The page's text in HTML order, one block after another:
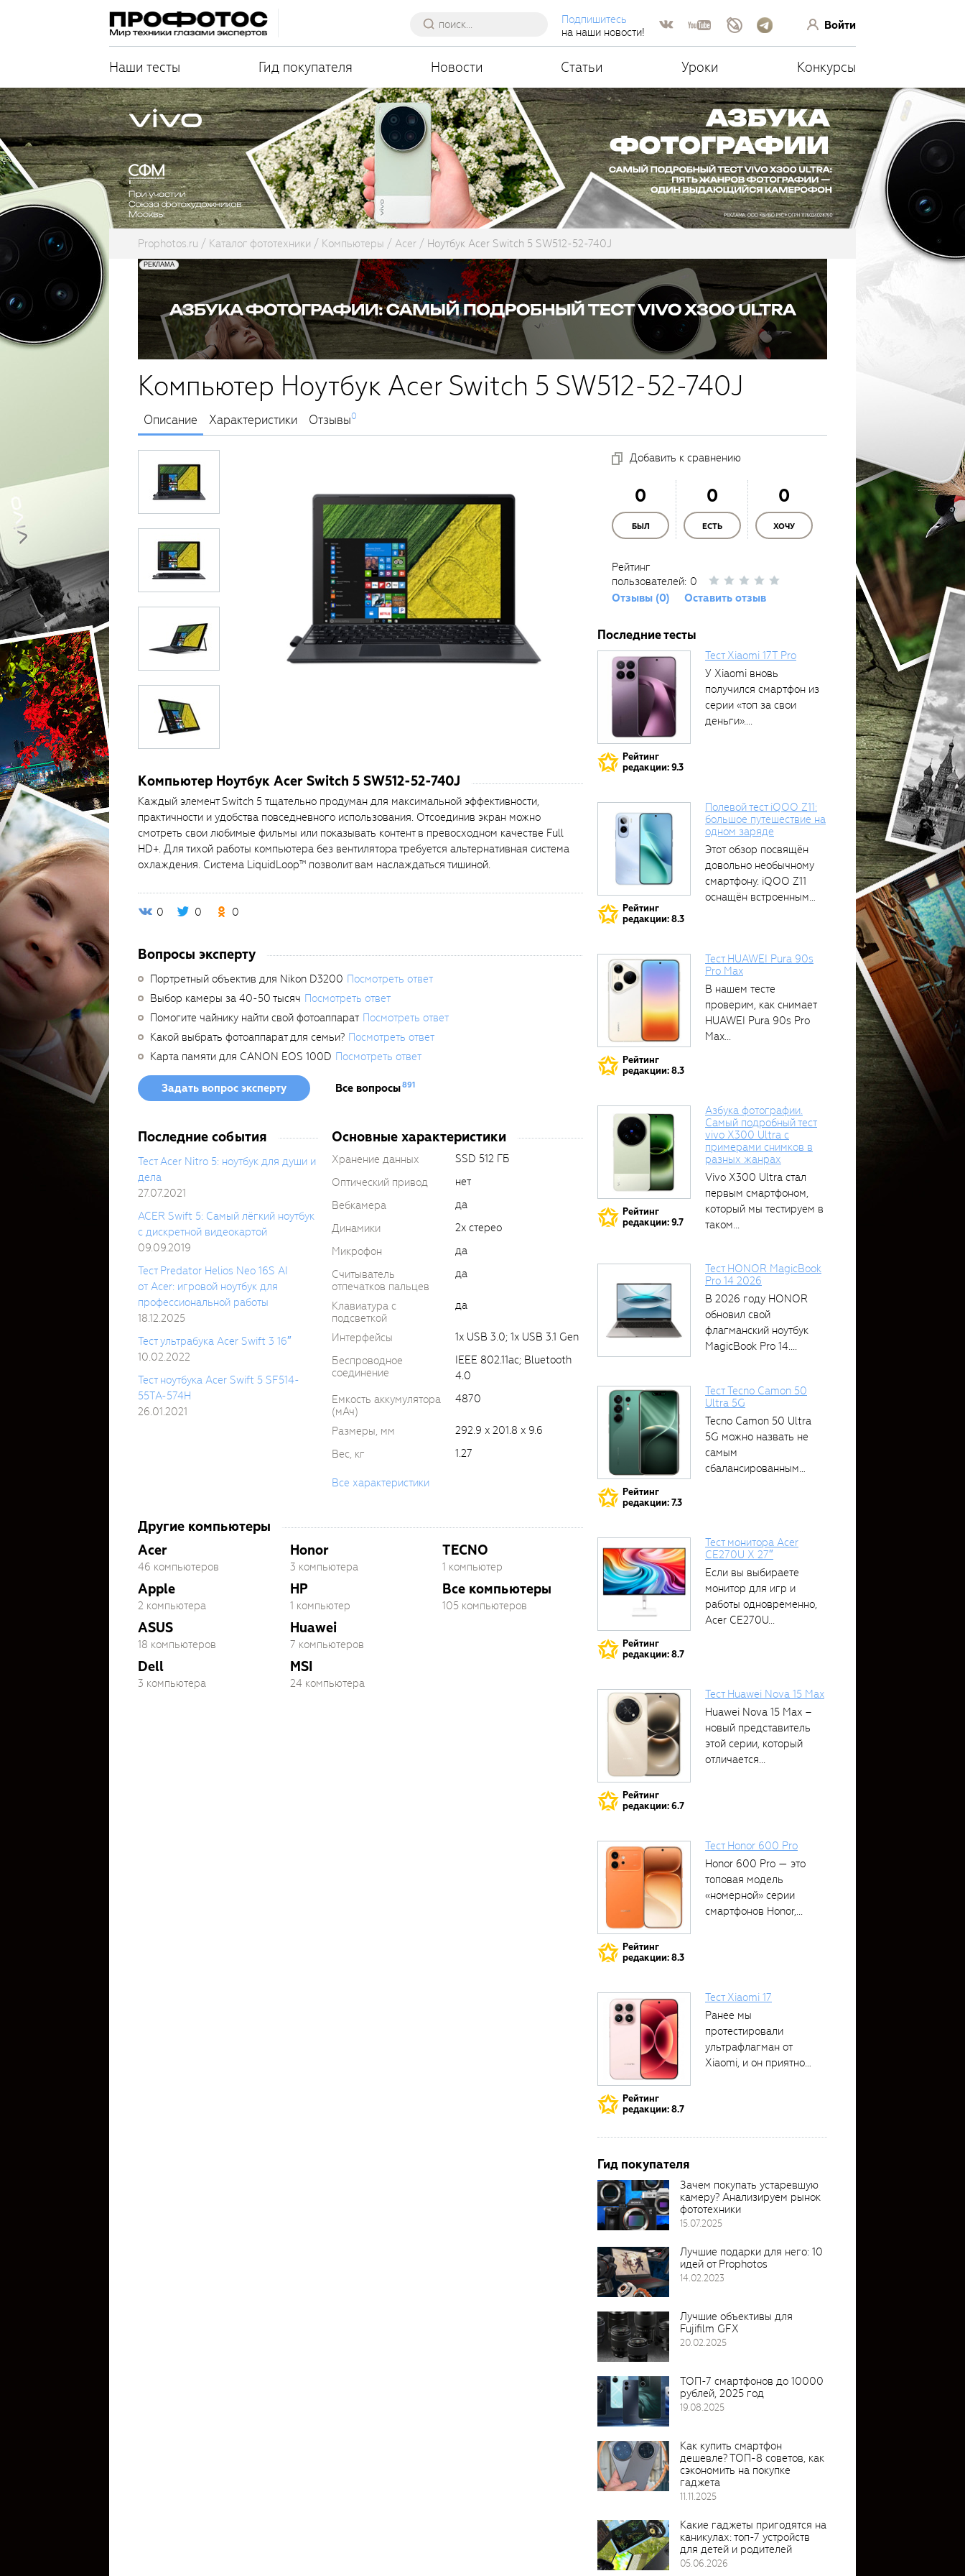
Подпишитесь
на наши новости!
Войти
Наши тесты Гид покупателя Новости Статьи Уроки Конкурсы
Prophotos.ru Каталог фототехники Компьютеры Acer Ноутбук Acer Switch 5 SW512-52-740J
Компьютер Ноутбук Acer Switch 5 SW512-52-740J
Описание Характеристики Отзывы0
Компьютер Ноутбук Acer Switch 5 SW512-52-740J
Каждый элемент Switch 5 тщательно продуман для максимальной эффективности,
практичности и удобства повседневного использования. Отсоединив экран можно
смотреть свои любимые фильмы или показывать контент в превосходном качестве Full
HD+. Для тихой работы компьютера без вентилятора требуется альтернативная система
охлаждения. Система LiquidLoop™ позволит вам наслаждаться тишиной.
0 0 0
Вопросы эксперту
Портретный объектив для Nikon D3200 Посмотреть ответ
Выбор камеры за 40-50 тысяч Посмотреть ответ
Помогите чайнику найти свой фотоаппарат Посмотреть ответ
Какой выбрать фотоаппарат для семьи? Посмотреть ответ
Карта памяти для CANON EOS 100D Посмотреть ответ
Задать вопрос эксперту Все вопросы891
Последние события
Тест Acer Nitro 5: ноутбук для души и
дела
27.07.2021
ACER Swift 5: Самый лёгкий ноутбук
с дискретной видеокартой
09.09.2019
Тест Predator Helios Neo 16S AI
от Acer: игровой ноутбук для
профессиональной работы
18.12.2025
Тест ультрабука Acer Swift 3 16″
10.02.2022
Тест ноутбука Acer Swift 5 SF514-
55TA-574H
26.01.2021
Основные характеристики
Хранение данных
SSD 512 ГБ
Оптический привод
нет
Вебкамера
да
Динамики
2x стерео
Микрофон
да
Считыватель
отпечатков пальцев
да
Клавиатура с
подсветкой
да
Интерфейсы
1x USB 3.0; 1x USB 3.1 Gen
Беспроводное
соединение
IEEE 802.11ac; Bluetooth
4.0
Емкость аккумулятора
(мАч)
4870
Размеры, мм
292.9 x 201.8 x 9.6
Вес, кг
1.27
Все характеристики
Другие компьютеры
Acer
46 компьютеров
Apple
2 компьютера
ASUS
18 компьютеров
Dell
3 компьютера
Honor
3 компьютера
HP
1 компьютер
Huawei
7 компьютеров
MSI
24 компьютера
TECNO
1 компьютер
Все компьютеры
105 компьютеров
Добавить к сравнению
0
БЫЛ
0
ЕСТЬ
0
ХОЧУ
Рейтинг
пользователей: 0
Отзывы (0)
Оставить отзыв
Последние тесты
Рейтинг
редакции: 9.3
Тест Xiaomi 17T Pro
У Xiaomi вновь
получился смартфон из
серии «топ за свои
деньги»....
Рейтинг
редакции: 8.3
Полевой тест iQOO Z11:
большое путешествие на
одном заряде
Этот обзор посвящён
довольно необычному
смартфону. iQOO Z11
оснащён встроенным
Рейтинг
редакции: 8.3
Тест HUAWEI Pura 90s
Pro Max
В нашем тесте
проверим, как снимает
HUAWEI Pura 90s Pro
Max...
Рейтинг
редакции: 9.7
Азбука фотографии.
Самый подробный тест
vivo X300 Ultra с
примерами снимков в
разных жанрах
Vivo X300 Ultra стал
первым смартфоном,
который мы тестируем в
таком...
Тест HONOR MagicBook
Pro 14 2026
В 2026 году HONOR
обновил свой
флагманский ноутбук
MagicBook Pro 14....
Рейтинг
редакции: 7.3
Тест Tecno Camon 50
Ultra 5G
Tecno Camon 50 Ultra
5G можно назвать не
самым
сбалансированным
Рейтинг
редакции: 8.7
Тест монитора Acer
CE270U X 27″
Если вы выбираете
монитор для игр и
работы одновременно,
Acer CE270U...
Рейтинг
редакции: 6.7
Тест Huawei Nova 15 Max
Huawei Nova 15 Max –
новый представитель
этой серии, который
отличается...
Рейтинг
редакции: 8.3
Тест Honor 600 Pro
Honor 600 Pro — это
топовая модель
«номерной» серии
смартфонов Honor,...
Рейтинг
редакции: 8.7
Тест Xiaomi 17
Ранее мы
протестировали
ультрафлагман от
Xiaomi, и он приятно
Гид покупателя
Зачем покупать устаревшую
камеру? Анализируем рынок
фототехники
15.07.2025
Лучшие подарки для него: 10
идей от Prophotos
14.02.2023
Лучшие объективы для
Fujifilm GFX
20.02.2025
ТОП-7 смартфонов до 10000
рублей, 2025 год
19.08.2025
Как купить смартфон
дешевле? ТОП-8 советов, как
сэкономить на покупке
гаджета
11.11.2025
Какие гаджеты пригодятся на
каникулах: топ-7 устройств
для детей и родителей
05.06.2026